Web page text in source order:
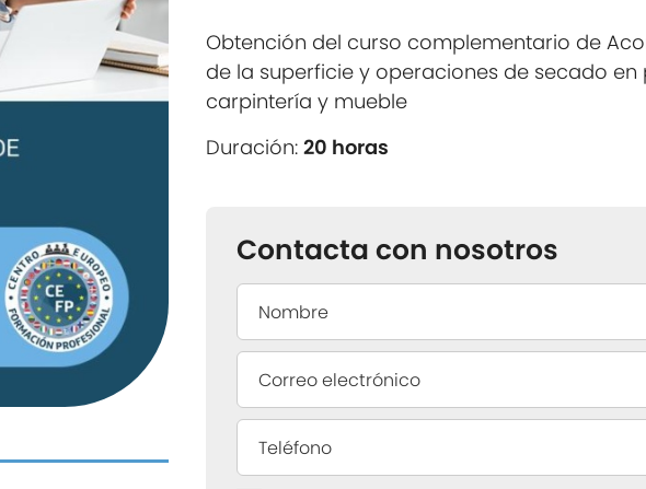
Obtención del curso complementario de
de la superficie y operaciones de secado
carpintería y mueble
Duración:20 horas
Contacta con nosotros